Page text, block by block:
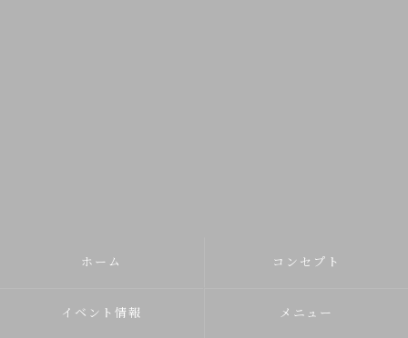
ホーム コンセプト
イベント情報 メニュー